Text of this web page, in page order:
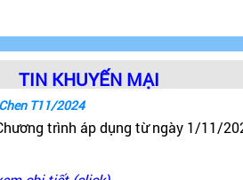
TIN KHUYẾN MẠI
T11/2024
trình áp dụng từ ngày 1/11/